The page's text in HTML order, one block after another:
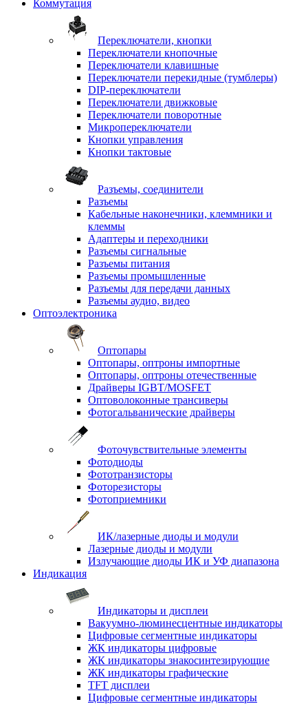
Коммутация
Переключатели, кнопки
Переключатели кнопочные
Переключатели клавишные
Переключатели перекидные (тумблеры)
DIP-переключатели
Переключатели движковые
Переключатели поворотные
Микропереключатели
Кнопки управления
Кнопки тактовые
Разъемы, соединители
Разъемы
Кабельные наконечники, клеммники и
клеммы
Адаптеры и переходники
Разъемы сигнальные
Разъемы питания
Разъемы промышленные
Разъемы для передачи данных
Разъемы аудио, видео
Оптоэлектроника
Оптопары
Оптопары, оптроны импортные
Оптопары, оптроны отечественные
Драйверы IGBT/MOSFET
Оптоволоконные трансиверы
Фотогальванические драйверы
Фоточувствительные элементы
Фотодиоды
Фототранзисторы
Фоторезисторы
Фотоприемники
ИК/лазерные диоды и модули
Лазерные диоды и модули
Излучающие диоды ИК и УФ диапазона
Индикация
Индикаторы и дисплеи
Вакуумно-люминесцентные индикаторы
Цифровые сегментные индикаторы
ЖК индикаторы цифровые
ЖК индикаторы знакосинтезирующие
ЖК индикаторы графические
TFT дисплеи
Цифровые сегментные индикаторы